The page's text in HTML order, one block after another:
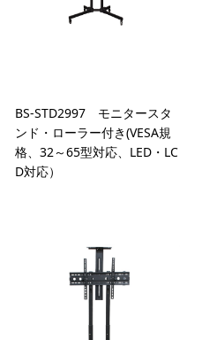
BS-STD2997 モニタースタ
ンド・ローラー付き(VESA規
格、32～65型対応、LED・LC
D対応）